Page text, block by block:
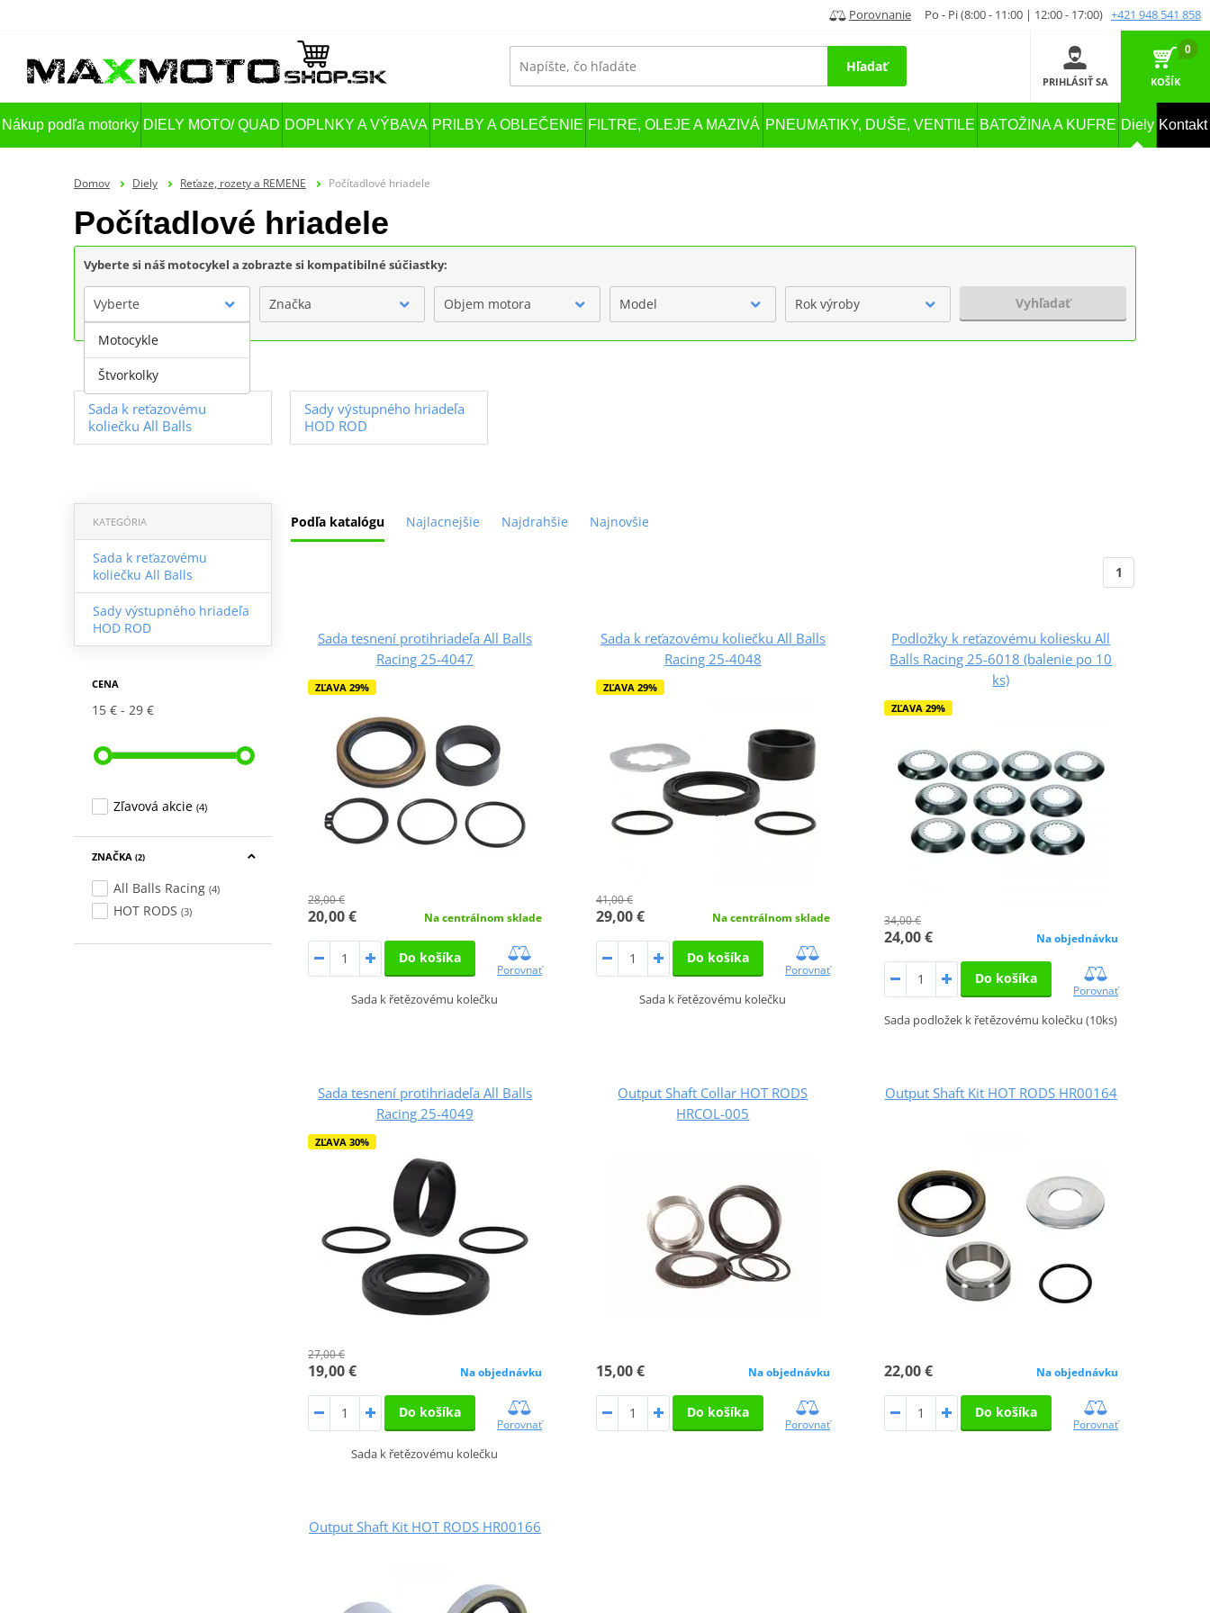
Porovnanie Po - Pi (8:00 - 11:00 | 12:00 - 17:00) +421 948 541 858
Hľadať
PRIHLÁSIŤ SA
0
KOŠÍK
Nákup podľa motorky DIELY MOTO/ QUAD DOPLNKY A VÝBAVA PRILBY A OBLEČENIE FILTRE, OLEJE A MAZIVÁ PNEUMATIKY, DUŠE, VENTILE BATOŽINA A KUFRE Diely Kontakt
Domov Diely Reťaze, rozety a REMENE Počítadlové hriadele
Počítadlové hriadele
Vyberte si náš motocykel a zobrazte si kompatibilné súčiastky:
Vyberte Značka Objem motora Model Rok výroby Vyhľadať
Sada k reťazovému
koliečku All Balls
Sady výstupného hriadeľa
HOD ROD
Podľa katalógu Najlacnejšie Najdrahšie Najnovšie
KATEGÓRIA
Sada k reťazovému
koliečku All Balls
Sady výstupného hriadeľa
HOD ROD
CENA
15 € 29 €
Zľavová akcie (4)
ZNAČKA (2)
All Balls Racing (4)
HOT RODS (3)
1
Sada tesnení protihriadeľa All Balls
Racing 25-4047
ZĽAVA 29%
28,00 €
20,00 € Na centrálnom sklade
Do košíka
Porovnať
Sada k řetězovému kolečku
Sada k reťazovému koliečku All Balls
Racing 25-4048
ZĽAVA 29%
41,00 €
29,00 € Na centrálnom sklade
Do košíka
Porovnať
Sada k řetězovému kolečku
Podložky k reťazovému koliesku All
Balls Racing 25-6018 (balenie po 10
ks)
ZĽAVA 29%
34,00 €
24,00 € Na objednávku
Do košíka
Porovnať
Sada podložek k řetězovému kolečku (10ks)
Sada tesnení protihriadeľa All Balls
Racing 25-4049
ZĽAVA 30%
27,00 €
19,00 € Na objednávku
Do košíka
Porovnať
Sada k řetězovému kolečku
Output Shaft Collar HOT RODS
HRCOL-005
15,00 € Na objednávku
Do košíka
Porovnať
Output Shaft Kit HOT RODS HR00164
22,00 € Na objednávku
Do košíka
Porovnať
Output Shaft Kit HOT RODS HR00166
Motocykle
Štvorkolky